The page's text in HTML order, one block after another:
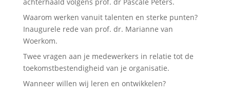
Waarom werken vanuit talenten en sterke punten?
Inaugurele rede van prof. dr. Marianne van
Woerkom.
Twee vragen aan je medewerkers in relatie tot de
toekomstbestendigheid van je organisatie.
Wanneer willen wij leren en ontwikkelen?